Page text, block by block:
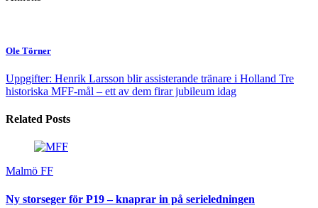
Ole Törner
Uppgifter: Henrik Larsson blir assisterande tränare i Holland Tre
historiska MFF-mål – ett av dem firar jubileum idag
Related Posts
Malmö FF
Ny storseger för P19 – knaprar in på serieledningen